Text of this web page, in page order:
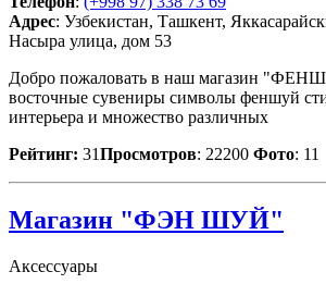
Адрес: Узбекистан, Ташкент,
Насыра улица, дом 53
Добро пожаловать в наш магазин
восточные сувениры символы феншуй
интерьера и множество различных
Рейтинг: 31Просмотров: 22200 Фото: 11
Магазин "ФЭН ШУЙ"
Аксессуары